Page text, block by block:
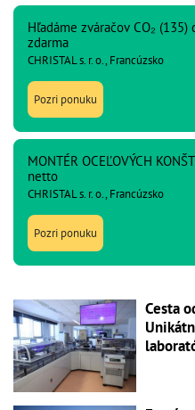
Hľadáme zváračov CO₂
zdarma
CHRISTAL s. r. o., Francúzsko
Pozri ponuku
MONTÉR OCEĽOVÝCH
netto
CHRISTAL s. r. o., Francúzsko
Pozri ponuku
Cesta